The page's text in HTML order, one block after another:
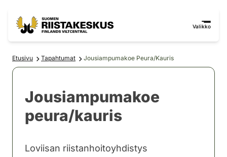
Valikko
Etusivu Tapahtumat Jousiampumakoe Peura/Kauris
Jousiampumakoe
peura/kauris
Loviisan riistanhoitoyhdistys